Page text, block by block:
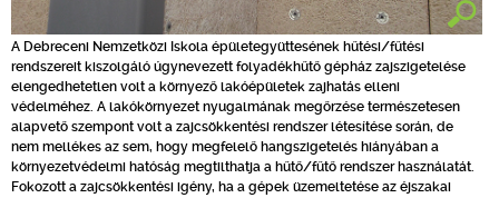
A Debreceni Nemzetközi Iskola épületegyüttesének hűtési/fűtési
rendszereit kiszolgáló úgynevezett folyadékhűtő gépház zajszigetelése
elengedhetetlen volt a környező lakóépületek zajhatás elleni
védelméhez. A lakókörnyezet nyugalmának megőrzése természetesen
alapvető szempont volt a zajcsökkentési rendszer létesítése során, de
nem mellékes az sem, hogy megfelelő hangszigetelés hiányában a
környezetvédelmi hatóság megtilthatja a hűtő/fűtő rendszer használatát.
Fokozott a zajcsökkentési igény, ha a gépek üzemeltetése az éjszakai